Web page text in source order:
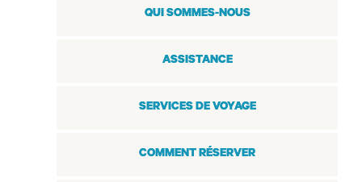
QUI SOMMES-NOUS
ASSISTANCE
SERVICES DE VOYAGE
COMMENT RÉSERVER